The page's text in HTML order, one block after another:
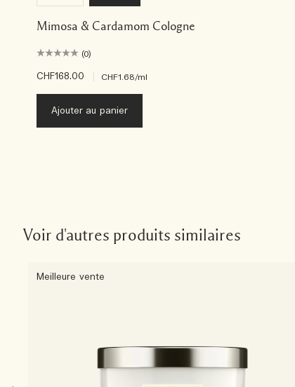
Mimosa & Cardamom Cologne
(0)
CHF168.00 CHF1.68/ml
Ajouter au panier
Voir d'autres produits similaires
Meilleure vente